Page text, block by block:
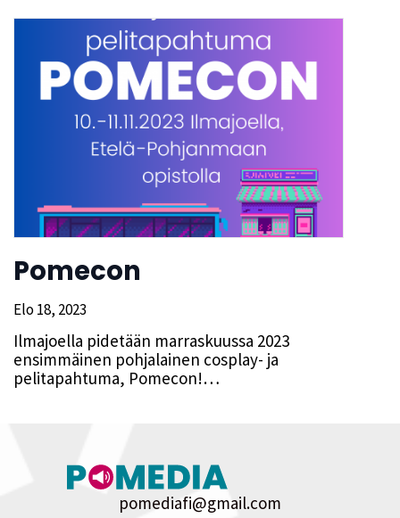
Pomecon
Elo 18, 2023
Ilmajoella pidetään marraskuussa 2023
ensimmäinen pohjalainen cosplay- ja
pelitapahtuma, Pomecon!…
pomediafi@gmail.com